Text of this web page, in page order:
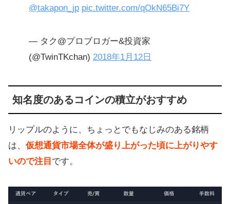
@takapon_jp pic.twitter.com/qOkN65Bi7Y
— タク@プロブロガー&投資家
(@TwinTKchan) 2018年1月12日
知名度のあるコインの積立がおすすめ
リップルのように、ちょっとでもなじみのある銘柄
は、仮想通貨市場全体が盛り上がった頃に上がりやす
いので注目 です。